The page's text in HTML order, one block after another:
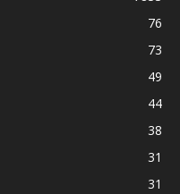
76
73
49
44
38
31
31